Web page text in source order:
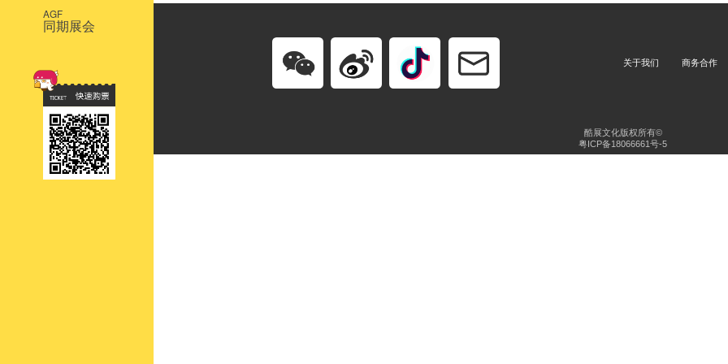
AGF
同期展会
关于我们 商务合作
酷展文化版权所有©
粤ICP备18066661号-5